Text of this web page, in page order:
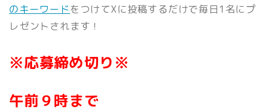
のキーワードをつけてXに投稿するだけで毎日1 名にプ
レゼントされます！
※応募締め切り※
午前９時まで